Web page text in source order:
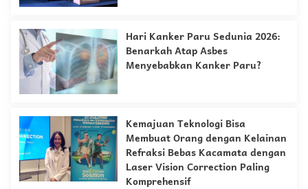
Hari Kanker Paru Sedunia 2026:
Benarkah Atap Asbes
Menyebabkan Kanker Paru?
Kemajuan Teknologi Bisa
Membuat Orang dengan Kelainan
Refraksi Bebas Kacamata dengan
Laser Vision Correction Paling
Komprehensif